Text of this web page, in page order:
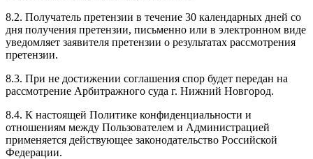
8.2. Получатель претензии в течение 30 календарных дней со
дня получения претензии, письменно или в электронном виде
уведомляет заявителя претензии о результатах рассмотрения
претензии.
8.3. При не достижении соглашения спор будет передан на
рассмотрение Арбитражного суда г. Нижний Новгород.
8.4. К настоящей Политике конфиденциальности и
отношениям между Пользователем и Администрацией
применяется действующее законодательство Российской
Федерации.